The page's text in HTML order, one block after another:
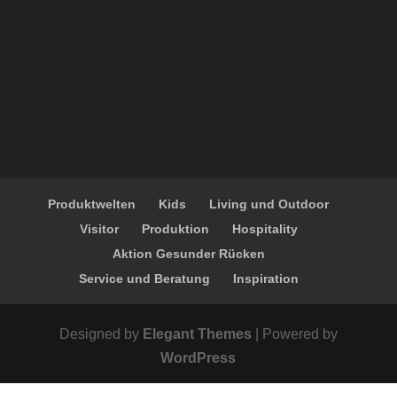
Produktwelten Kids
Living und Outdoor
Visitor
Produktion
Hospitality
Aktion Gesunder Rücken
Service und Beratung
Inspiration
Designed by Elegant Themes | Powered by
WordPress